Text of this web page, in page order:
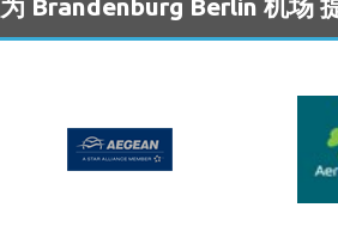
为 Brandenburg Berlin 机场